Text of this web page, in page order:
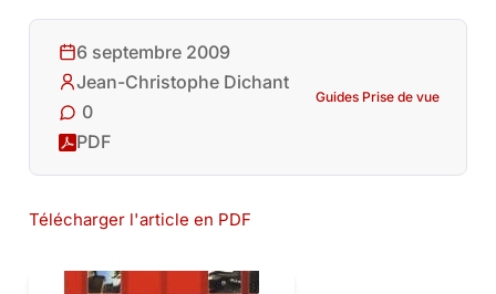
6 septembre 2009
Jean-Christophe Dichant
0
PDF
Guides Prise de vue
Télécharger l'article en PDF